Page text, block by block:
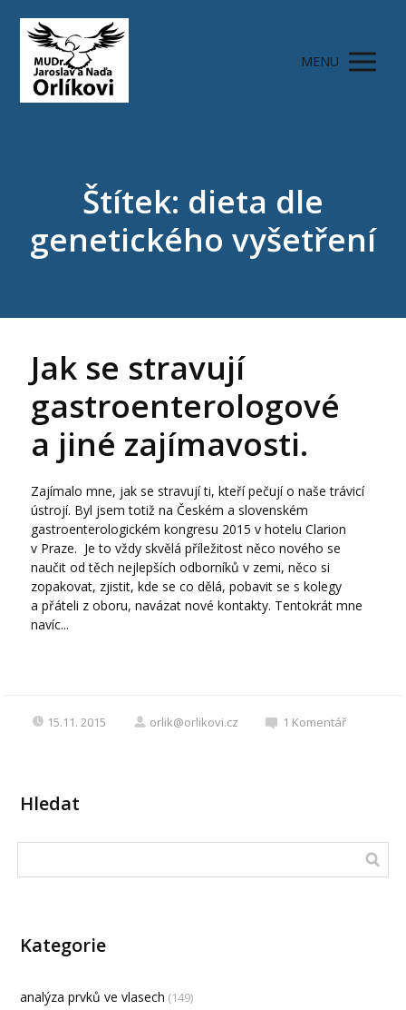
MENU
Štítek: dieta dle
genetického vyšetření
Jak se stravují
gastroenterologové
a jiné zajímavosti.
Zajímalo mne, jak se stravují ti, kteří pečují o naše trávicí
ústrojí. Byl jsem totiž na Českém a slovenském
gastroenterologickém kongresu 2015 v hotelu Clarion
v Praze. Je to vždy skvělá příležitost něco nového se
naučit od těch nejlepších odborníků v zemi, něco si
zopakovat, zjistit, kde se co dělá, pobavit se s kolegy
a přáteli z oboru, navázat nové kontakty. Tentokrát mne
navíc...
15.11. 2015 orlik@orlikovi.cz 1 Komentář
Hledat
Kategorie
analýza prvků ve vlasech (149)